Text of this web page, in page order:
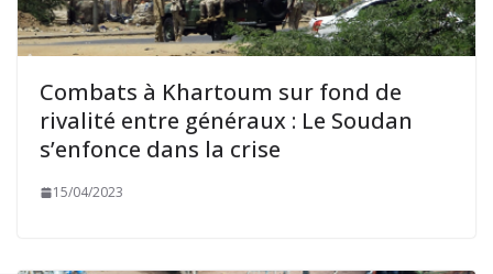
Combats à Khartoum sur fond de
rivalité entre généraux : Le Soudan
s’enfonce dans la crise
15/04/2023